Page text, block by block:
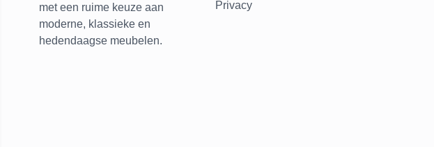
met een ruime keuze aan
moderne, klassieke en
hedendaagse meubelen.
Privacy